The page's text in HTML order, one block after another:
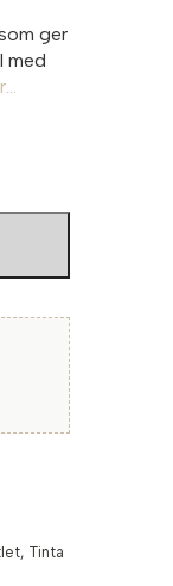
ger
med
, Tinta